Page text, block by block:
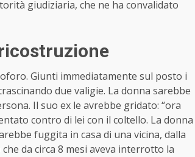
giudiziaria, che ne ha convalidato
Giunti immediatamente sul posto i
due valigie. La donna sarebbe
Il suo ex le avrebbe gridato: “ora
contro di lei con il coltello. La donna
fuggita in casa di una vicina, dalla
da circa 8 mesi aveva interrotto la